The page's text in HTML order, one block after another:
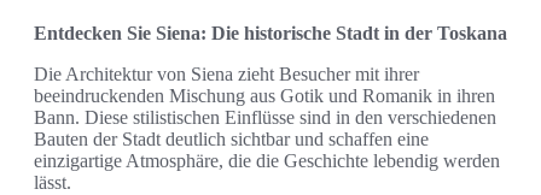
Entdecken Sie Siena: Die historische Stadt in der Toskana
Die Architektur von Siena zieht Besucher mit ihrer
beeindruckenden Mischung aus Gotik und Romanik in ihren
Bann. Diese stilistischen Einflüsse sind in den verschiedenen
Bauten der Stadt deutlich sichtbar und schaffen eine
einzigartige Atmosphäre, die die Geschichte lebendig werden
lässt.